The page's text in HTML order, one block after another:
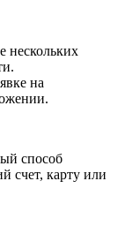
нескольких
на
способ
счет, карту или